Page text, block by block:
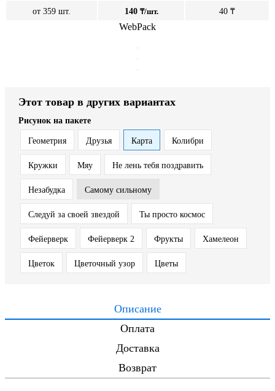
от 359 шт. 140 ₸/шт. 40 ₸
WebPack
Этот товар в других вариантах
Рисунок на пакете
Геометрия Друзья Карта Колибри
Кружки Мяу Не лень тебя поздравить
Незабудка Самому сильному
Следуй за своей звездой Ты просто космос
Фейерверк Фейерверк 2 Фрукты Хамелеон
Цветок Цветочный узор Цветы
Описание
Оплата
Доставка
Возврат